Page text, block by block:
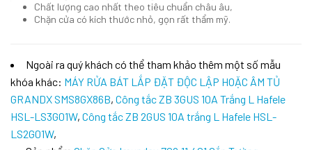
Chất lượng cao nhất theo tiêu chuẩn châu âu,
Chặn cửa có kích thước nhỏ, gọn rất thẩm mỹ.
Ngoài ra quý khách có thể tham khảo thêm một số mẫu
khóa khác: MÁY RỬA BÁT LẮP ĐẶT ĐỘC LẬP HOẶC ÂM TỦ
GRANDX SMS8GX86B, Công tắc ZB 3GUS 10A Trắng L Hafele
HSL-LS3G01W, Công tắc ZB 2GUS 10A trắng L Hafele HSL-
LS2G01W,